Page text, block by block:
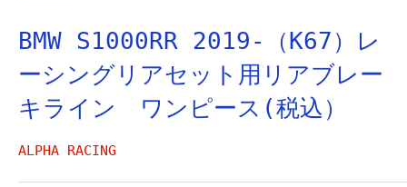
BMW S1000RR 2019-（K67）レ
ーシングリアセット用リアブレー
キライン ワンピース(税込）
ALPHA RACING